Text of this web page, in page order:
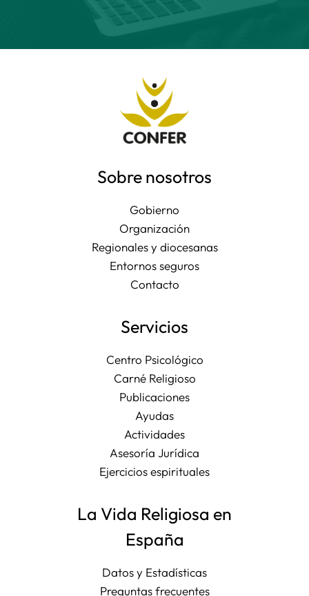
Sobre nosotros
Gobierno
Organización
Regionales y diocesanas
Entornos seguros
Contacto
Servicios
Centro Psicológico
Carné Religioso
Publicaciones
Ayudas
Actividades
Asesoría Jurídica
Ejercicios espirituales
La Vida Religiosa en
España
Datos y Estadísticas
Preguntas frecuentes